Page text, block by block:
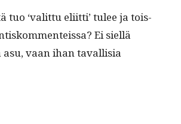
tuo ‘valit­tu eli­it­ti’ tulee ja tois­
Ei siel­lä
vaan ihan taval­lisia